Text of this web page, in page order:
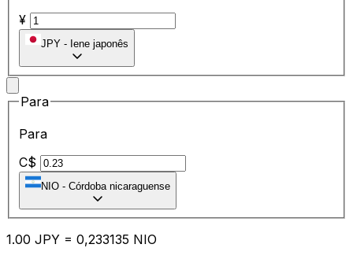
¥
JPY - Iene japonês
Para
Para
C$
NIO - Córdoba nicaraguense
1.00 JPY = 0,233135 NIO